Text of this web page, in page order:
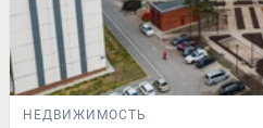
НЕДВИЖИМОСТЬ